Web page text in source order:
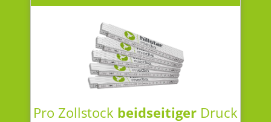
Pro Zollstock beidseitiger Druck